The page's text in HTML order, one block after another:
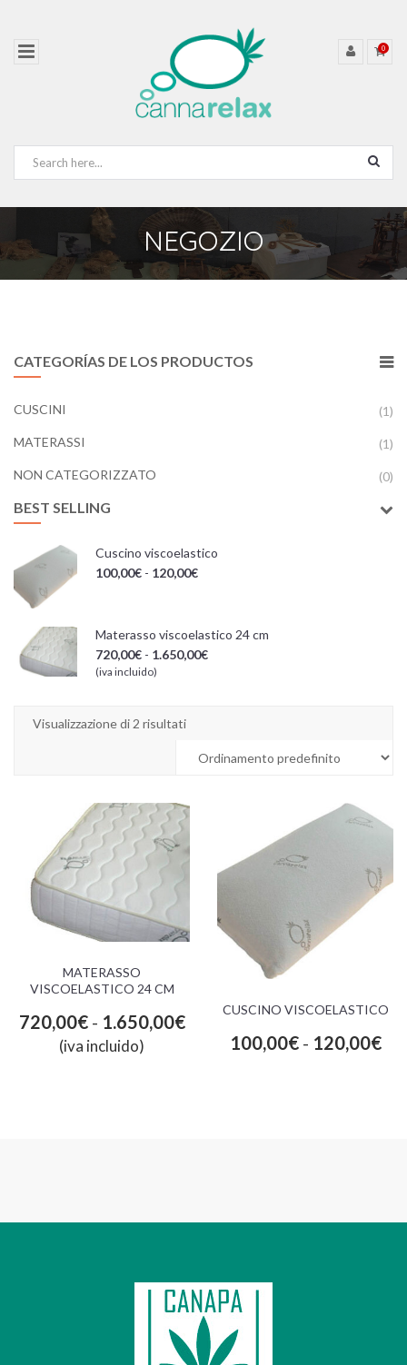
0
NEGOZIO
CATEGORÍAS DE LOS PRODUCTOS
CUSCINI
(1)
MATERASSI
(1)
NON CATEGORIZZATO
(0)
BEST SELLING
Cuscino viscoelastico
100,00€ - 120,00€
Materasso viscoelastico 24 cm
720,00€ - 1.650,00€
(iva incluido)
Visualizzazione di 2 risultati
CUSCINO VISCOELASTICO
100,00€- 120,00€
MATERASSO
VISCOELASTICO 24 CM
720,00€- 1.650,00€
(iva incluido)